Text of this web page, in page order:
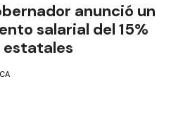
anunció un
salarial del 15%
estatales